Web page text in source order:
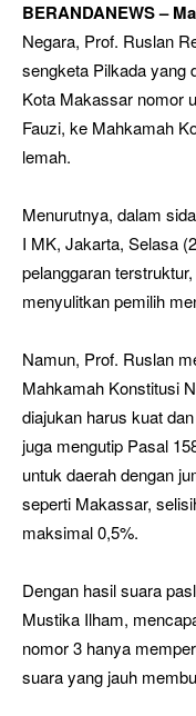
BERANDANEWS –
Negara, Prof. Ruslan
sengketa Pilkada yang
Kota Makassar nomor
Fauzi, ke Mahkamah
lemah.
Menurutnya, dalam
I MK, Jakarta, Selasa
pelanggaran
menyulitkan pemilih
Namun, Prof. Ruslan
Mahkamah Konstitusi
diajukan harus kuat
juga mengutip Pasal
untuk daerah dengan
seperti Makassar,
maksimal 0,5%.
Dengan hasil suara
Mustika Ilham,
nomor 3 hanya
suara yang jauh